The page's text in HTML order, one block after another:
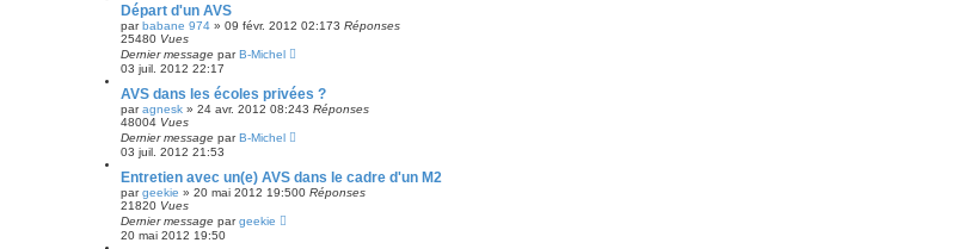
Départ d'un AVS
parbabane 974 » 09 févr. 2012 02:173 Réponses
25480 Vues
Dernier message parB-Michel
03 juil. 2012 22:17
AVS dans les écoles privées ?
paragnesk » 24 avr. 2012 08:243 Réponses
48004 Vues
Dernier message parB-Michel
03 juil. 2012 21:53
Entretien avec un(e) AVS dans le cadre d'un M2
pargeekie » 20 mai 2012 19:500 Réponses
21820 Vues
Dernier message pargeekie
20 mai 2012 19:50